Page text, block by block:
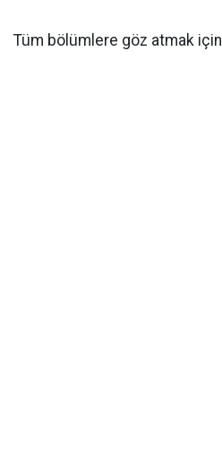
Tüm bölümlere göz atmak için